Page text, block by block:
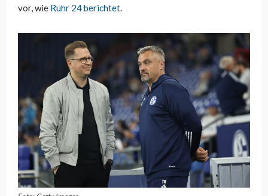
vor, wie Ruhr 24 berichtet.